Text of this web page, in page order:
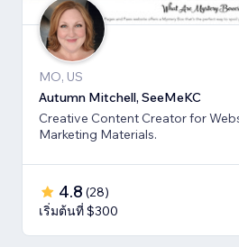
MO, US
Autumn Mitchell, SeeMeKC
Creative Content Creator for
Marketing Materials.
4.8 (28)
เริ่มต้นที่ $300